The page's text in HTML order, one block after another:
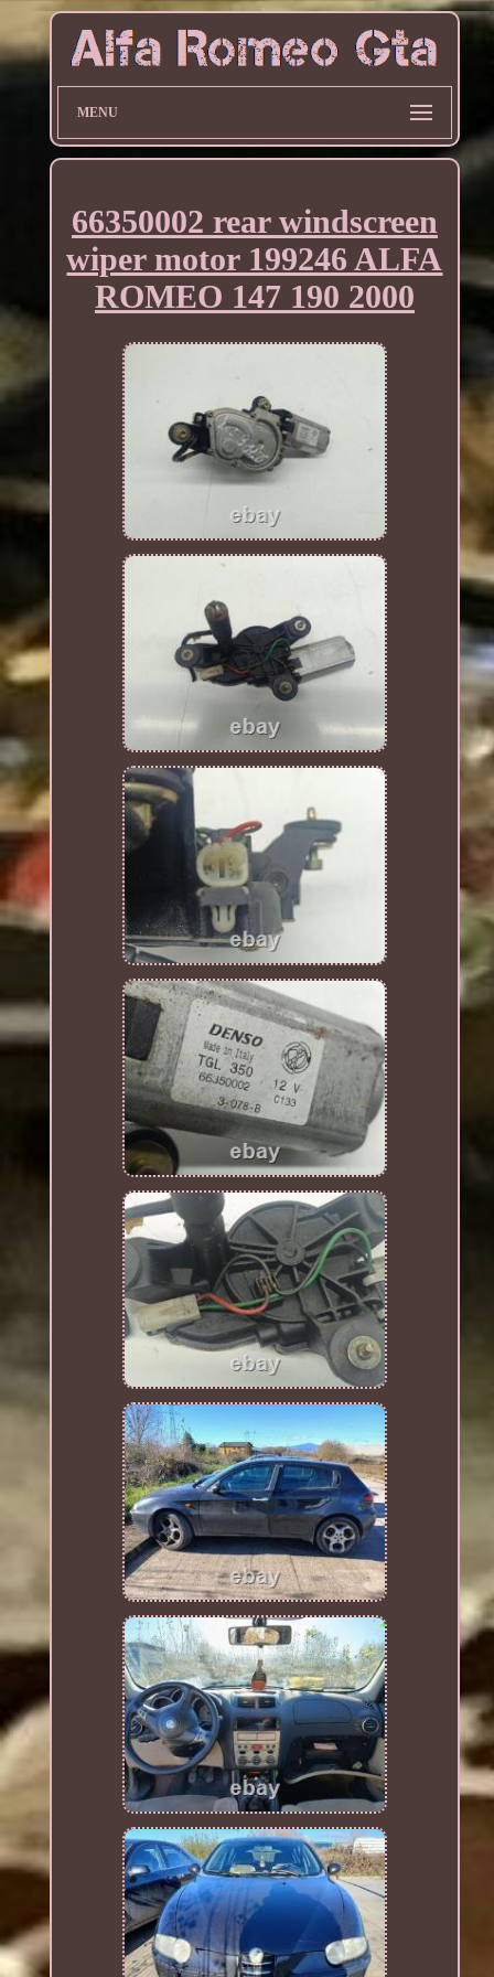
MENU
66350002 rear windscreen
wiper motor 199246 ALFA
ROMEO 147 190 2000